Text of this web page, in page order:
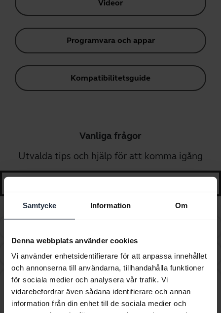
Samtycke Information Om
Denna webbplats använder cookies
Vi använder enhetsidentifierare för att anpassa innehållet
och annonserna till användarna, tillhandahålla funktioner
för sociala medier och analysera vår trafik. Vi
vidarebefordrar även sådana identifierare och annan
information från din enhet till de sociala medier och
Videor
Programvara och appar
Kompatibilitetsguide
Vanliga frågor
Utvalda tips och hjälp för att komma igång
Hur får jag tag i tillbehör till min Jabra-enhet? chevron_right
Vilken Jabra-kabel rekommenderar ni att man
använder tillsammans med telefonserien Avaya
1600 och 9600?